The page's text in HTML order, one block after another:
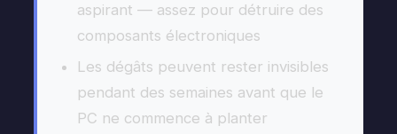
aspirant — assez pour détruire des
composants électroniques
Les dégâts peuvent rester invisibles
pendant des semaines avant que le
PC ne commence à planter